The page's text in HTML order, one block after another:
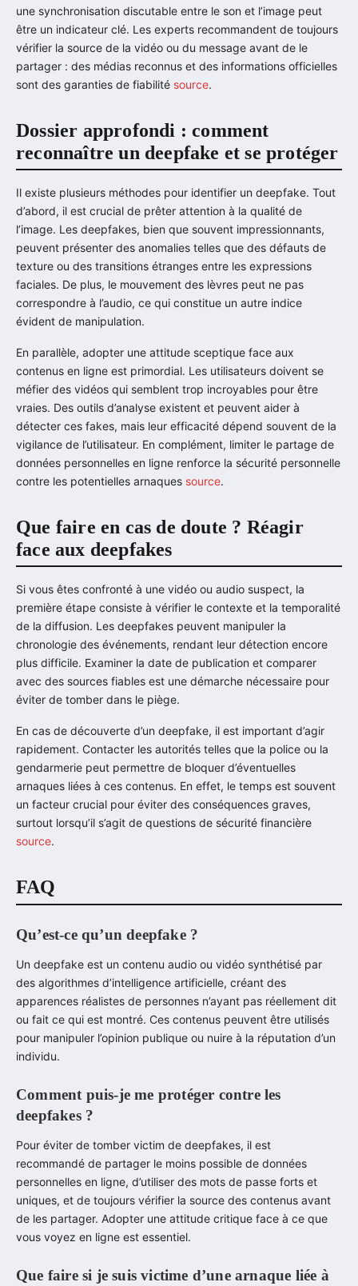
une synchronisation discutable entre le son et l’image peut
être un indicateur clé. Les experts recommandent de toujours
vérifier la source de la vidéo ou du message avant de le
partager : des médias reconnus et des informations officielles
sont des garanties de fiabilité source.
Dossier approfondi : comment
reconnaître un deepfake et se protéger
Il existe plusieurs méthodes pour identifier un deepfake. Tout
d’abord, il est crucial de prêter attention à la qualité de
l’image. Les deepfakes, bien que souvent impressionnants,
peuvent présenter des anomalies telles que des défauts de
texture ou des transitions étranges entre les expressions
faciales. De plus, le mouvement des lèvres peut ne pas
correspondre à l’audio, ce qui constitue un autre indice
évident de manipulation.
En parallèle, adopter une attitude sceptique face aux
contenus en ligne est primordial. Les utilisateurs doivent se
méfier des vidéos qui semblent trop incroyables pour être
vraies. Des outils d’analyse existent et peuvent aider à
détecter ces fakes, mais leur efficacité dépend souvent de la
vigilance de l’utilisateur. En complément, limiter le partage de
données personnelles en ligne renforce la sécurité personnelle
contre les potentielles arnaques source.
Que faire en cas de doute ? Réagir
face aux deepfakes
Si vous êtes confronté à une vidéo ou audio suspect, la
première étape consiste à vérifier le contexte et la temporalité
de la diffusion. Les deepfakes peuvent manipuler la
chronologie des événements, rendant leur détection encore
plus difficile. Examiner la date de publication et comparer
avec des sources fiables est une démarche nécessaire pour
éviter de tomber dans le piège.
En cas de découverte d’un deepfake, il est important d’agir
rapidement. Contacter les autorités telles que la police ou la
gendarmerie peut permettre de bloquer d’éventuelles
arnaques liées à ces contenus. En effet, le temps est souvent
un facteur crucial pour éviter des conséquences graves,
surtout lorsqu’il s’agit de questions de sécurité financière
source.
FAQ
Qu’est-ce qu’un deepfake ?
Un deepfake est un contenu audio ou vidéo synthétisé par
des algorithmes d’intelligence artificielle, créant des
apparences réalistes de personnes n’ayant pas réellement dit
ou fait ce qui est montré. Ces contenus peuvent être utilisés
pour manipuler l’opinion publique ou nuire à la réputation d’un
individu.
Comment puis-je me protéger contre les
deepfakes ?
Pour éviter de tomber victim de deepfakes, il est
recommandé de partager le moins possible de données
personnelles en ligne, d’utiliser des mots de passe forts et
uniques, et de toujours vérifier la source des contenus avant
de les partager. Adopter une attitude critique face à ce que
vous voyez en ligne est essentiel.
Que faire si je suis victime d’une arnaque liée à